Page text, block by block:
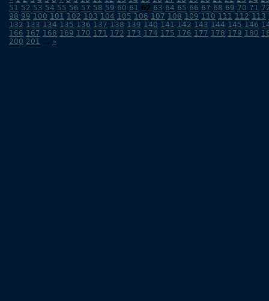
51 52 53 54 55 56 57 58 59 60 61 62 63 64 65 66 67 68 69 70 71
98 99 100 101 102 103 104 105 106 107 108 109 110 111 112 113
132 133 134 135 136 137 138 139 140 141 142 143 144 145 146
166 167 168 169 170 171 172 173 174 175 176 177 178 179 180
200 201 ... »